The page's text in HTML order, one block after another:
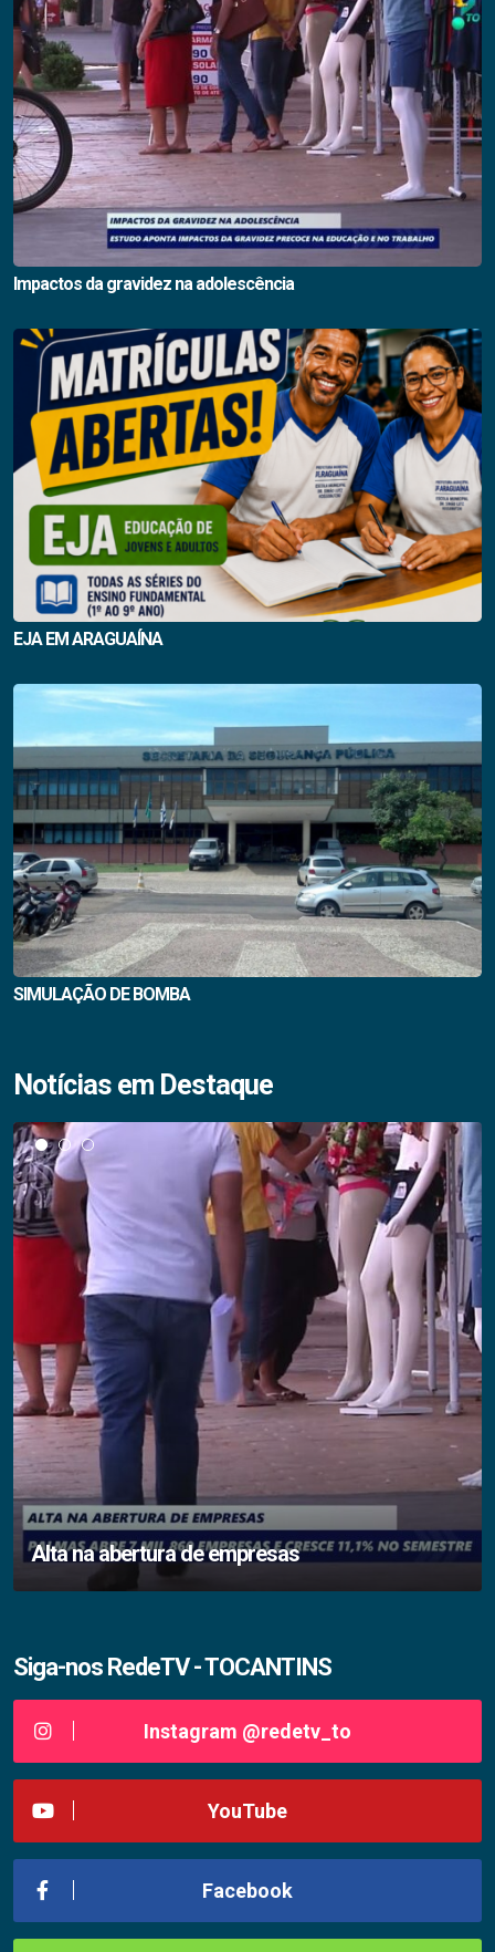
Impactos da gravidez na adolescência
EJA EM ARAGUAÍNA
SIMULAÇÃO DE BOMBA
Notícias em Destaque
Alta na abertura de empresas
Siga-nos RedeTV - TOCANTINS
Instagram @redetv_to
YouTube
Facebook